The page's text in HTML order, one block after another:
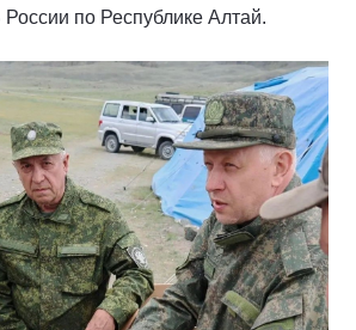
по Республике Алтай.